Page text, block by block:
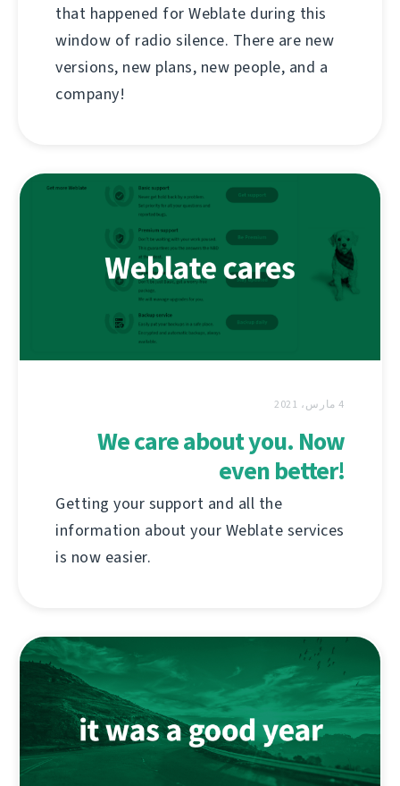
that happened for Weblate during this
window of radio silence. There are new
versions, new plans, new people, and a
company!
4 مارس، 2021
We care about you. Now
even better!
Getting your support and all the
information about your Weblate services
is now easier.